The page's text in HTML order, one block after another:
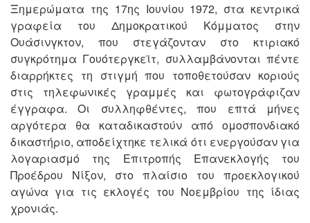
Ξημερώματα της 17ης Ιουνίου 1972, στα κεντρικά
γραφεία του Δημοκρατικού Κόμματος στην
Ουάσινγκτον, που στεγάζονταν στο κτιριακό
συγκρότημα Γουότεργκεϊτ, συλλαμβάνονται πέντε
διαρρήκτες τη στιγμή που τοποθετούσαν κοριούς
στις τηλεφωνικές γραμμές και φωτογράφιζαν
έγγραφα. Οι συλληφθέντες, που επτά μήνες
αργότερα θα καταδικαστούν από ομοσπονδιακό
δικαστήριο, αποδείχτηκε τελικά ότι ενεργούσαν για
λογαριασμό της Επιτροπής Επανεκλογής του
Προέδρου Νίξον, στο πλαίσιο του προεκλογικού
αγώνα για τις εκλογές του Νοεμβρίου της ίδιας
χρονιάς.